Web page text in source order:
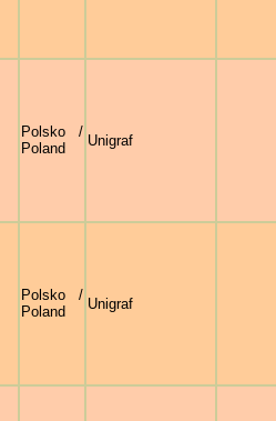
Polsko /
Poland
Unigraf
Polsko /
Poland
Unigraf